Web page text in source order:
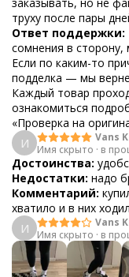
труху после пары
Ответ поддержки:
сомнения в сторону,
Если по каким-то
подделка — мы
Каждый товар
ознакомиться
«Проверка на
И
Vans
Имя скрыто · в
Достоинства:
Недостатки: надо
Комментарий:
хватило и в них
И
Vans
Имя скрыто · в